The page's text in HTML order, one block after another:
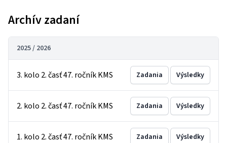
Archív zadaní
2025 / 2026
3. kolo 2. časť 47. ročník KMS Zadania Výsledky
2. kolo 2. časť 47. ročník KMS Zadania Výsledky
1. kolo 2. časť 47. ročník KMS Zadania Výsledky